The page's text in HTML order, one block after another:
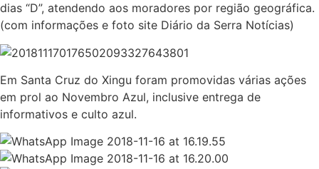
dias “D”, atendendo aos moradores por região geográfica.
(com informações e foto site Diário da Serra Notícias)
Em Santa Cruz do Xingu foram promovidas várias ações
em prol ao Novembro Azul, inclusive entrega de
informativos e culto azul.